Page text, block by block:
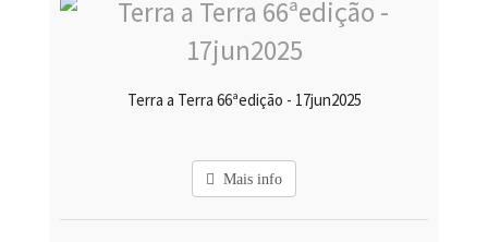
Terra a Terra 66ªedição - 17jun2025
Mais info